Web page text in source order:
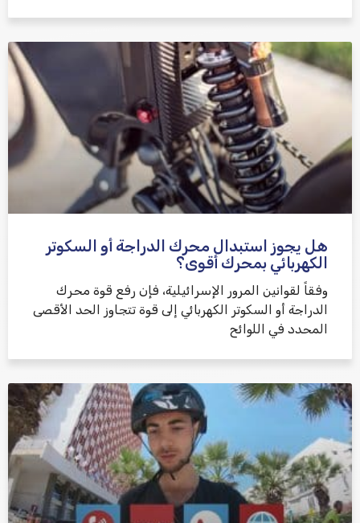
هل يجوز استبدال محرك الدراجة أو السكوتر
الكهربائي بمحرك أقوى؟
وفقاً لقوانين المرور الإسرائيلية، فإن رفع قوة محرك
الدراجة أو السكوتر الكهربائي إلى قوة تتجاوز الحد الأقصى
المحدد في اللوائح